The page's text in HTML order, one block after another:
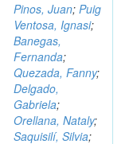
Pinos, Juan; Puig
Ventosa, Ignasi;
Banegas,
Fernanda;
Quezada, Fanny;
Delgado,
Gabriela;
Orellana, Nataly;
Saquisilí, Silvia;